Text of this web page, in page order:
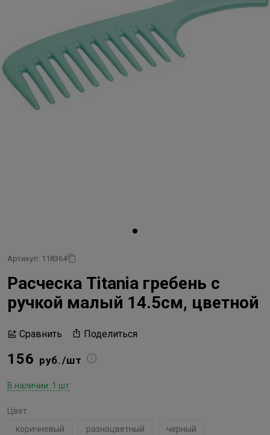
Артикул: 118364
Расческа Titania гребень с
ручкой малый 14.5см, цветной
Сравнить Поделиться
156 руб./шт
В наличии: 1 шт
Цвет
коричневый
разноцветный черный